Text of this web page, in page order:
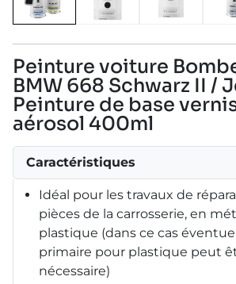
Peinture voiture
BMW 668 Schwarz II /
Peinture de base
aérosol 400ml
Caractéristiques
Idéal pour les travaux de
pièces de la carrosserie, en
plastique (dans ce cas
primaire pour plastique peut
nécessaire)